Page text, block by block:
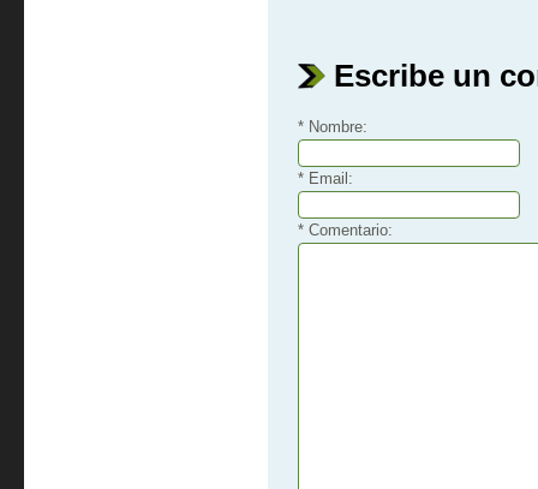
Escribe un
* Nombre:
* Email:
* Comentario: